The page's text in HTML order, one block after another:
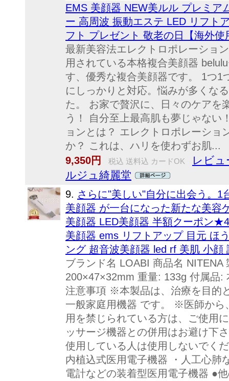
EMS 美顔器 NEW美ルル プレミア
ー 高周波 振動エステ LED リフト
フト プレゼント 敬老の日【海外使
最新美容法エレクトロポレーショ
用されている本格複合美顔器
す、優秀な複合美顔器です。 1つ1
にしっかりと対応。悩みが多くな
た。 お家で贅沢に、日々のケアを
う！ 自分至上最高肌も夢じゃない
ョンとは？ エレクトロポレーショ
か？ これは、ハリを使わずお肌...
9,350円
税込 送料込 カードOK
レビュ
ルジュ綺麗堂
9. さらに"美しい"自分に出会う。
美顔器 が一台になった新たな美容
美顔器 LED美顔器 半額クーポン
美顔器 ems リフトアップ 目元 ほ
ング 超音波美顔器 led rf 美肌 小顔
ブランド名 LOABI 商品名 NITENA
200×47×32mm 重量: 133g 付属品:
注意事項 ※本製品は、治療を目的
一般家庭用機器 です。 ※医師から
用を禁じられている方は、ご使用
ッサージ機器との併用はお避け下
使用している人は使用しないでく
内植込式医用電子機器 ・人工心肺
電計などの装着型医用電子機器 ●